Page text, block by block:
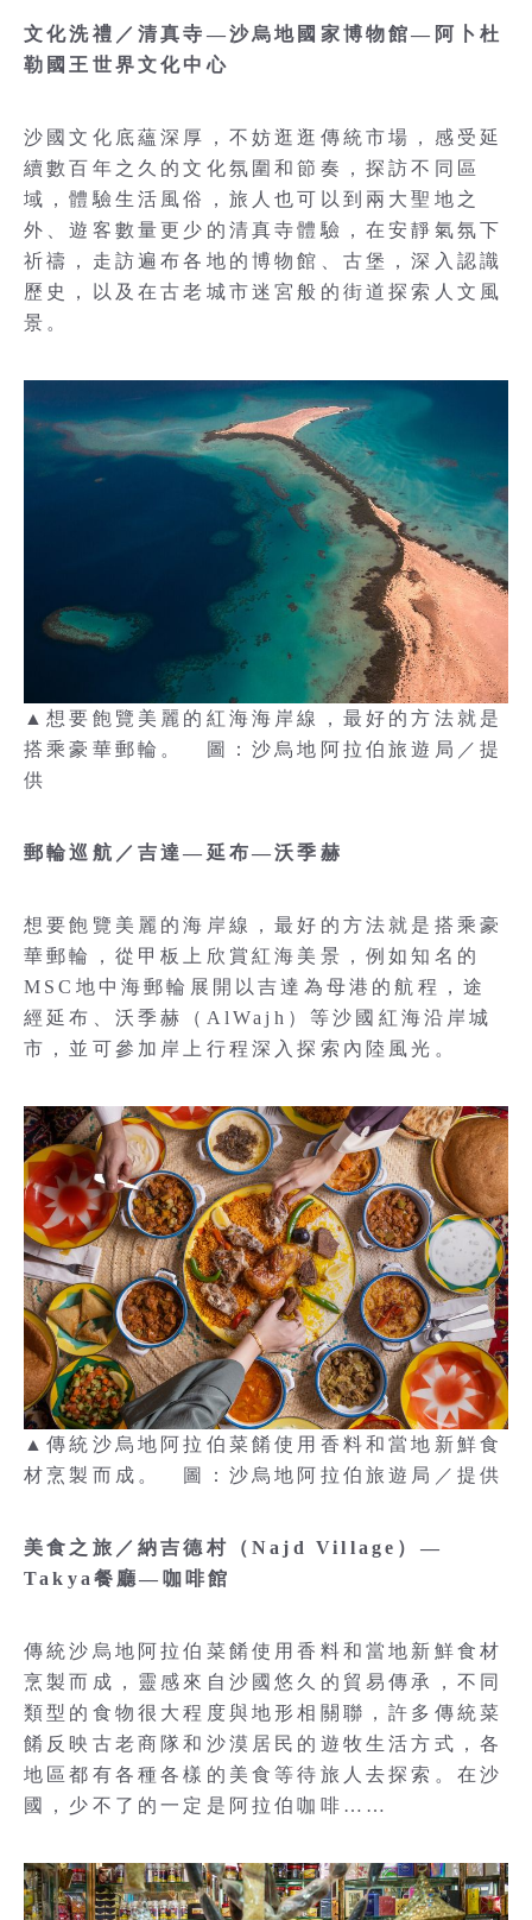
文化洗禮／清真寺—沙烏地國家博物館—阿卜杜
勒國王世界文化中心
沙國文化底蘊深厚，不妨逛逛傳統市場，感受延
續數百年之久的文化氛圍和節奏，探訪不同區
域，體驗生活風俗，旅人也可以到兩大聖地之
外、遊客數量更少的清真寺體驗，在安靜氣氛下
祈禱，走訪遍布各地的博物館、古堡，深入認識
歷史，以及在古老城市迷宮般的街道探索人文風
景。
▲想要飽覽美麗的紅海海岸線，最好的方法就是
搭乘豪華郵輪。 圖：沙烏地阿拉伯旅遊局／提
供
郵輪巡航／吉達—延布—沃季赫
想要飽覽美麗的海岸線，最好的方法就是搭乘豪
華郵輪，從甲板上欣賞紅海美景，例如知名的
MSC地中海郵輪展開以吉達為母港的航程，途
經延布、沃季赫（AlWajh）等沙國紅海沿岸城
市，並可參加岸上行程深入探索內陸風光。
▲傳統沙烏地阿拉伯菜餚使用香料和當地新鮮食
材烹製而成。 圖：沙烏地阿拉伯旅遊局／提供
美食之旅／納吉德村（Najd Village）—
Takya餐廳—咖啡館
傳統沙烏地阿拉伯菜餚使用香料和當地新鮮食材
烹製而成，靈感來自沙國悠久的貿易傳承，不同
類型的食物很大程度與地形相關聯，許多傳統菜
餚反映古老商隊和沙漠居民的遊牧生活方式，各
地區都有各種各樣的美食等待旅人去探索。在沙
國，少不了的一定是阿拉伯咖啡……